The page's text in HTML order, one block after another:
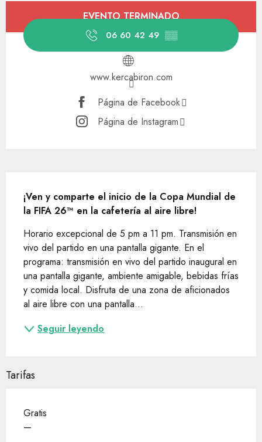
Horarios y datos de contacto
EVENTO TERMINADO
06 60 42 49 ▒▒
www.kercabiron.com
Página de Facebook
Página de Instagram
¡Ven y comparte el inicio de la Copa Mundial de
la FIFA 26™ en la cafetería al aire libre!
Horario excepcional de 5 pm a 11 pm. Transmisión en
vivo del partido en una pantalla gigante. En el
programa: transmisión en vivo del partido inaugural en
una pantalla gigante, ambiente amigable, bebidas frías
y comida local. Disfruta de una zona de aficionados
al aire libre con una pantalla...
Seguir leyendo
Tarifas
Gratis
—